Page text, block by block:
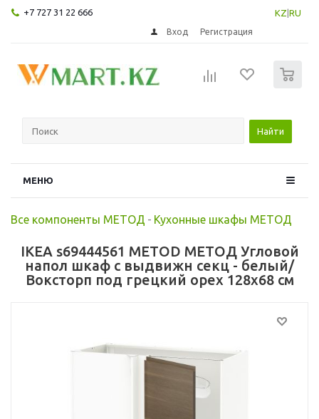
+7 727 31 22 666 KZ RU
Вход Регистрация
Найти
МЕНЮ
Все компоненты МЕТОД - Кухонные шкафы МЕТОД
IKEA s69444561 METOD МЕТОД Угловой
напол шкаф с выдвижн секц - белый/
Воксторп под грецкий орех 128x68 см